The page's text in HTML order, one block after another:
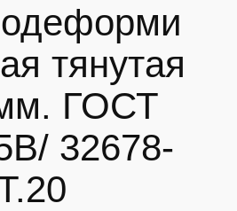
тянутая
ГОСТ
32678-